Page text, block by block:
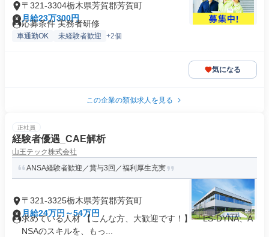
〒321-3304栃木県芳賀郡芳賀町
月給23万300円
応募条件 実務者研修
車通勤OK 未経験者歓迎 +2個
気になる
この企業の類似求人を見る
正社員
経験者優遇_CAE解析
山王テック株式会社
ANSA経験者歓迎／賞与3回／福利厚生充実
〒321-3325栃木県芳賀郡芳賀町
月給24万円～54万円
求めている人材 【こんな方、大歓迎です！】 「LS-DYNA、A
NSAのスキルを、もっ...